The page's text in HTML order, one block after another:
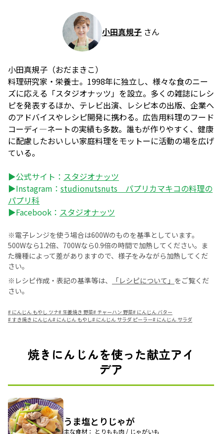
小田真規子 さん
小田真規子（おだまきこ）
料理研究家・栄養士。1998年に独立し、様々な食のニー
ズに応える「スタジオナッツ」を設立。多くの雑誌にレシ
ピを発表するほか、テレビ出演、レシピ本の出版、企業へ
のアドバイスやレシピ開発に携わる。広告用料理のフード
コーディ―ネートの実績も多数。誰もが作りやすく、健康
に配慮したおいしい家庭料理をモットーに活動の場を広げ
ている。
▶公式サイト： スタジオナッツ
▶Instagram： studionutsnuts パプリカマキコの料理の
パプリ科
▶Facebook： スタジオナッツ
※電子レンジを使う場合は600Wのものを基準としています。
500Wなら1.2倍、700Wなら0.9倍の時間で加熱してください。ま
た機種によって差がありますので、様子をみながら加熱してくだ
さい。
※レシピ作成・表記の基準等は、
「レシピについて」 をご覧くだ
さい。
# にんじん もやし ツナ# 生姜焼き 野菜# チャーハン 野菜# にんじん バター
#すき焼き にんじん# にんじん もやし# にんじん サラダ ピーラー# にんじん サラダ
焼きにんじんを使った献立アイ
デア
うま塩とりじゃが
主な食材： とりもも肉 / じゃがいも